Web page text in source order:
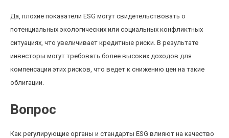
Да, плохие показатели ESG могут свидетельствовать о
потенциальных экологических или социальных конфликтных
ситуациях, что увеличивает кредитные риски. В результате
инвесторы могут требовать более высоких доходов для
компенсации этих рисков, что ведет к снижению цен на такие
облигации.
Вопрос
Как регулирующие органы и стандарты ESG влияют на качество